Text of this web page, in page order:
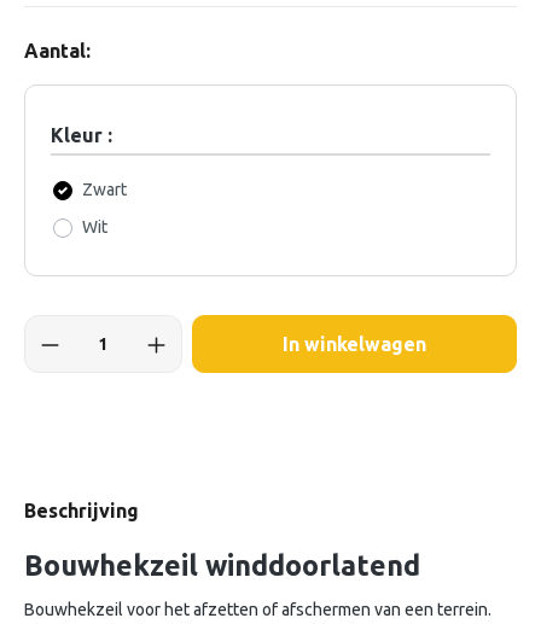
Aantal:
Kleur :
Zwart
Wit
In winkelwagen
Beschrijving
Bouwhekzeil winddoorlatend
Bouwhekzeil voor het afzetten of afschermen van een terrein.